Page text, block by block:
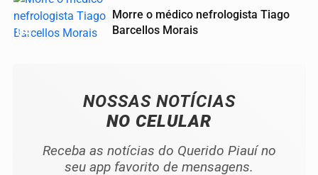
04
Morre o médico nefrologista Tiago
Barcellos Morais
NOSSAS NOTÍCIAS
NO CELULAR
Receba as notícias do Querido Piauí no
seu app favorito de mensagens.